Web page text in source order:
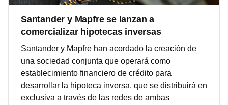
Santander y Mapfre se lanzan a
comercializar hipotecas inversas
Santander y Mapfre han acordado la creación de
una sociedad conjunta que operará como
establecimiento financiero de crédito para
desarrollar la hipoteca inversa, que se distribuirá en
exclusiva a través de las redes de ambas